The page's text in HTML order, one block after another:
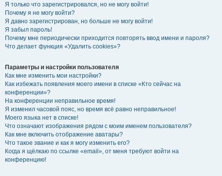
Я только что зарегистрировался, но не могу войти!
Почему я не могу войти?
Я давно зарегистрирован, но больше не могу войти!
Я забыл пароль!
Почему мне периодически приходится повторять ввод имени и пароля?
Что делает функция «Удалить cookies»?
Параметры и настройки пользователя
Как мне изменить мои настройки?
Как избежать появления моего имени в списке «Кто сейчас на
конференции»?
На конференции неправильное время!
Я изменил часовой пояс, но время всё равно неправильное!
Моего языка нет в списке!
Что означают изображения рядом с моим именем пользователя?
Как мне включить отображение аватары?
Что такое звание и как я могу изменить его?
Когда я щёлкаю по ссылке «email», от меня требуют войти на
конференцию!